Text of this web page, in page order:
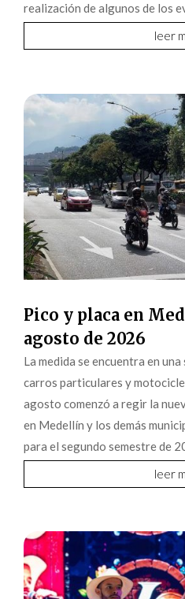
realización de algunos de los
leer
Pico y placa en
agosto de 2026
La medida se encuentra en
carros particulares y
agosto comenzó a regir la
en Medellín y los demás
para el segundo semestre de
leer